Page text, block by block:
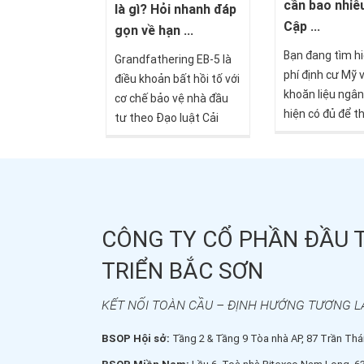
bạn không chỉ sở hữu
thẻ xanh Mỹ mà còn mở
tập và sinh sống tại
quốc gia hàng đầu tại
Mỹ.
thấy xu hướng
ngày càng
trong cộng
nghiệp Việt
là gì? Hỏi nhanh đáp
gọn về hạn ...
Grandfathering EB-5 là
điều khoản bất hồi tố với
cơ chế bảo vệ nhà đầu
tư theo Đạo luật Cải
ngay cả khi chương trình
EB-5 hết hạn hoặc có
điều chỉnh. Trong phần
bà Nguyễn Hoàng
Phương - Giám đốc điều
cần bao
Cập ...
Bạn đang tìm
phí định cư Mỹ
khoăn liệu
hiện có đủ để
tùy thuộc diện
mô gia đình,
số này tương
tỷ đồng, một
CÔNG TY CỔ PHẦN ĐẦU
TRIỂN BẮC SƠN
KẾT NỐI TOÀN CẦU – ĐỊNH HƯỚNG TƯƠNG
BSOP Hội sở: Tầng 2 & Tầng 9 Tòa nhà AP, 87 Trần